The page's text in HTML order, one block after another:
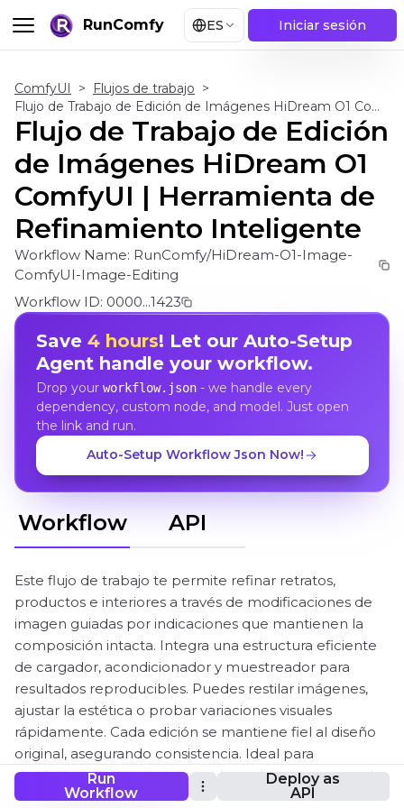
RunComfy ES Iniciar sesión
Run
Workflow
Deploy as
API
ComfyUI > Flujos de trabajo >
Flujo de Trabajo de Edición de Imágenes HiDream O1 ComfyUI | Herramienta de Refinamiento Inteligente
Flujo de Trabajo de Edición
de Imágenes HiDream O1
ComfyUI | Herramienta de
Refinamiento Inteligente
Workflow Name: RunComfy/HiDream-O1-Image-
ComfyUI-Image-Editing
Workflow ID: 0000...1423
Save 4 hours! Let our Auto-Setup
Agent handle your workflow.
Drop your workflow.json- we handle every
dependency, custom node, and model. Just open
the link and run.
Auto-Setup Workflow Json Now!
Workflow API
Este flujo de trabajo te permite refinar retratos,
productos e interiores a través de modificaciones de
imagen guiadas por indicaciones que mantienen la
composición intacta. Integra una estructura eficiente
de cargador, acondicionador y muestreador para
resultados reproducibles. Puedes restilar imágenes,
ajustar la estética o probar variaciones visuales
rápidamente. Cada edición se mantiene fiel al diseño
original, asegurando consistencia. Ideal para
diseñadores que prueban estilos o direcciones visuales
sin rehacer composiciones enteras.